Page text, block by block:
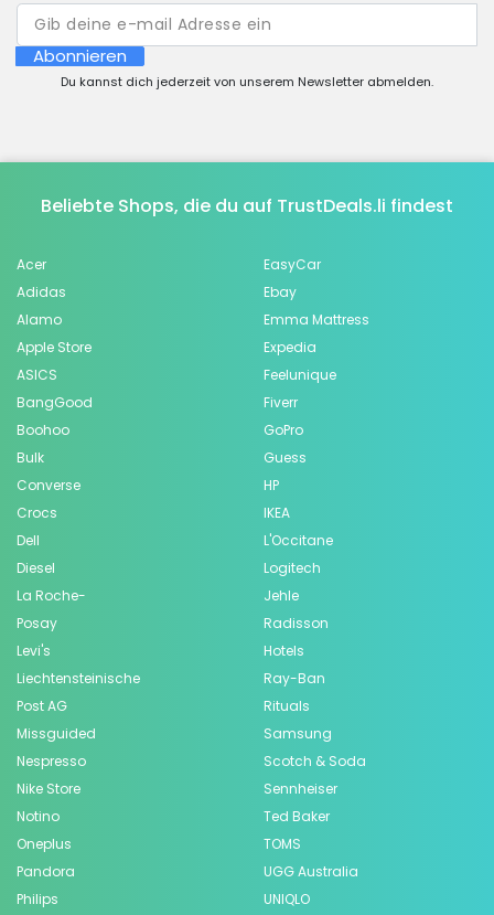
Abonnieren
Du kannst dich jederzeit von unserem Newsletter abmelden.
Beliebte Shops, die du auf TrustDeals.li findest
Acer
Adidas
Alamo
Apple Store
ASICS
BangGood
Boohoo
Bulk
Converse
Crocs
Dell
Diesel
EasyCar
Ebay
Emma Mattress
Expedia
Feelunique
Fiverr
GoPro
Guess
HP
IKEA
L'Occitane
Logitech
La Roche-
Posay
Levi's
Liechtensteinische
Post AG
Missguided
Nespresso
Nike Store
Notino
Oneplus
Pandora
Philips
Jehle
Radisson
Hotels
Ray-Ban
Rituals
Samsung
Scotch & Soda
Sennheiser
Ted Baker
TOMS
UGG Australia
UNIQLO